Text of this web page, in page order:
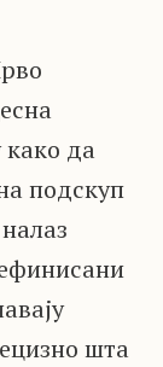
како да
подскуп
шта